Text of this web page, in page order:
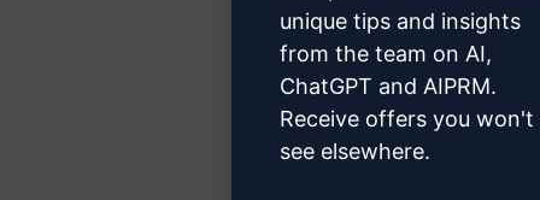
Passo
unique tips and insights
from the team on AI,
ChatGPT and AIPRM.
Receive offers you won't
see elsewhere.